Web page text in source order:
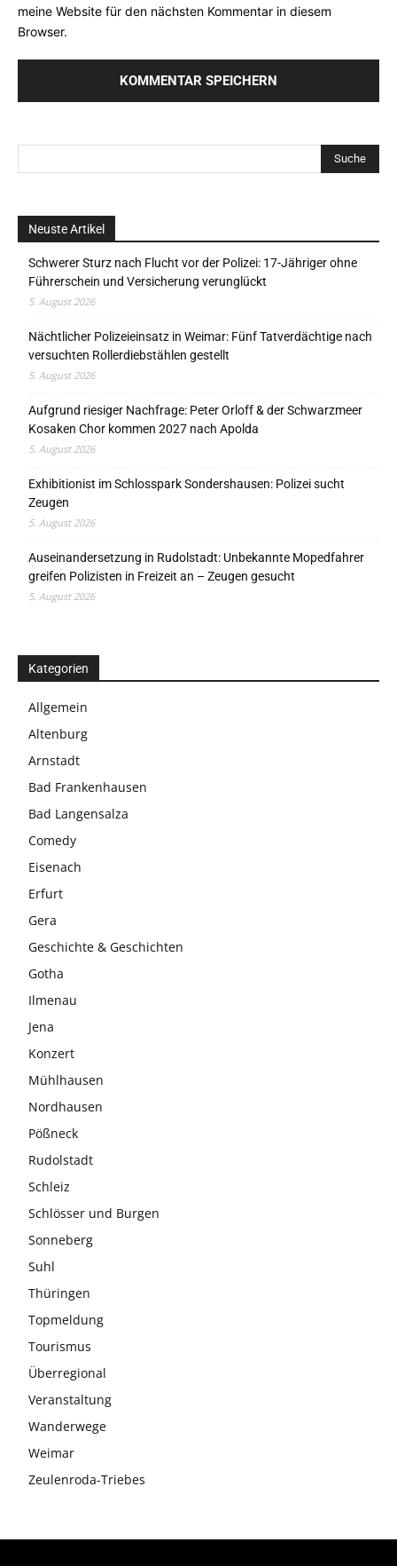
meine Website für den nächsten Kommentar in diesem
Browser.
Neuste Artikel
Schwerer Sturz nach Flucht vor der Polizei: 17-Jähriger ohne
Führerschein und Versicherung verunglückt
5. August 2026
Nächtlicher Polizeieinsatz in Weimar: Fünf Tatverdächtige nach
versuchten Rollerdiebstählen gestellt
5. August 2026
Aufgrund riesiger Nachfrage: Peter Orloff & der Schwarzmeer
Kosaken Chor kommen 2027 nach Apolda
5. August 2026
Exhibitionist im Schlosspark Sondershausen: Polizei sucht
Zeugen
5. August 2026
Auseinandersetzung in Rudolstadt: Unbekannte Mopedfahrer
greifen Polizisten in Freizeit an – Zeugen gesucht
5. August 2026
Kategorien
Allgemein
Altenburg
Arnstadt
Bad Frankenhausen
Bad Langensalza
Comedy
Eisenach
Erfurt
Gera
Geschichte & Geschichten
Gotha
Ilmenau
Jena
Konzert
Mühlhausen
Nordhausen
Pößneck
Rudolstadt
Schleiz
Schlösser und Burgen
Sonneberg
Suhl
Thüringen
Topmeldung
Tourismus
Überregional
Veranstaltung
Wanderwege
Weimar
Zeulenroda-Triebes